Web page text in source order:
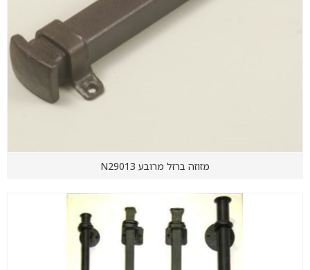
מזוזה ברזל מרובע N29013